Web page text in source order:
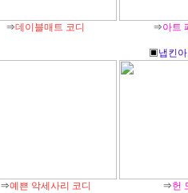
⇒데이블매트 코디 ⇒아트
▣냅킨
⇒예쁜 악세사리 코디 ⇒헌